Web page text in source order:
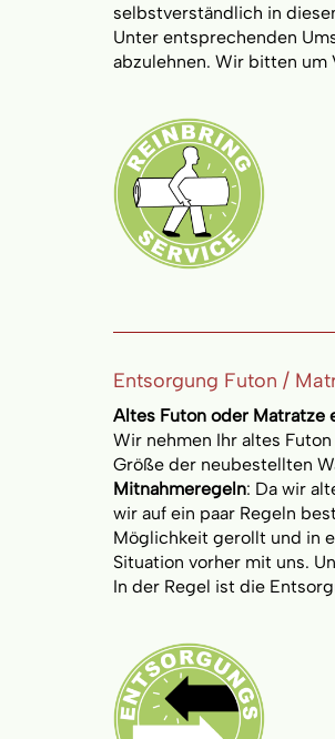
selbstverständlich in
Unter entsprechenden
abzulehnen. Wir bitten um
Entsorgung Futon /
Altes Futon oder Matratze
Wir nehmen Ihr altes
Größe der neubestellten
Mitnahmeregeln: Da wir
wir auf ein paar Regeln
Möglichkeit gerollt und in
Situation vorher mit uns.
In der Regel ist die